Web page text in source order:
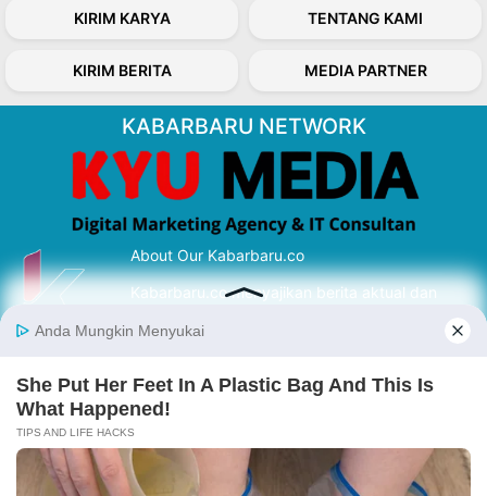
KIRIM KARYA TENTANG KAMI
KIRIM BERITA MEDIA PARTNER
KABARBARU NETWORK
About Our Kabarbaru.co
Kabarbaru.co menyajikan berita aktual dan
serta terverifikasi dari sumber yang tepat.
Follow Kabarbaru